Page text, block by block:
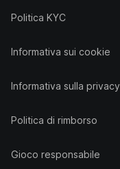
Politica KYC
Informativa sui cookie
Informativa sulla privacy
Politica di rimborso
Gioco responsabile